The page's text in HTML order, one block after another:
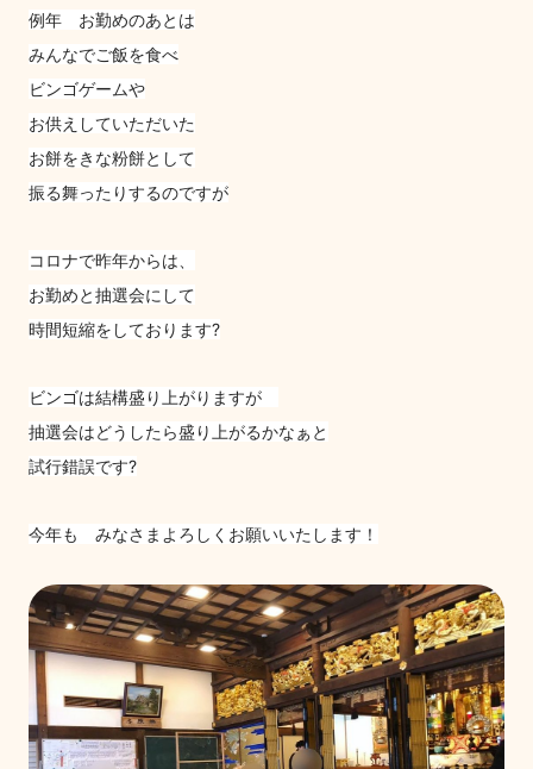
例年 お勤めのあとは
みんなでご飯を食べ
ビンゴゲームや
お供えしていただいた
お餅をきな粉餅として
振る舞ったりするのですが
コロナで昨年からは、
お勤めと抽選会にして
時間短縮を しております?
ビンゴは結構盛り上がりますが
抽選会はどうしたら盛り上がるかなぁと
試行錯誤です?
今年も みなさま よろしくお願いいたします！